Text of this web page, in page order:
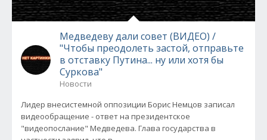
Медведеву дали совет (ВИДЕО) /
"Чтобы преодолеть застой, отправьте
в отставку Путина... ну или хотя бы
Суркова"
Новости
Лидер внесистемной оппозиции Борис Немцов записал
видеообращение - ответ на президентское
"видеопослание" Медведева. Глава государства в